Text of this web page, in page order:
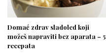
Domać zdrav sladoled koji
možeš napraviti bez aparata – 5
recepata